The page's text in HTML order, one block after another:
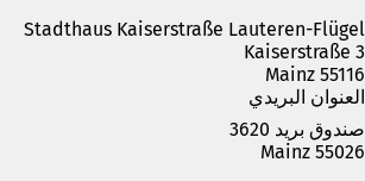
Stadthaus Kaiserstraße Lauteren-Flügel
Kaiserstraße 3
55116 Mainz
العنوان البريدي
صندوق بريد 3620
55026 Mainz